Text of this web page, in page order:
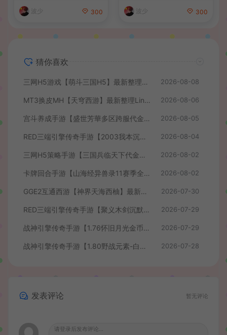
+安卓+详细搭建教程
波少 300 波少 300
猜你喜欢
三网H5游戏【萌斗三国H5】最新整理WIN系服务端+GM后台+详细搭建教程 2026-08-08
MT3换皮MH【天穹西游】最新整理Linux手工服务端+安卓苹果双端+GM后台+详细搭建教程+全套源码+视频教程 2026-08-06
宫斗养成手游【盛世芳華多区跨服代金券本地优化版】最新整理单机一键即玩端+Linux手工服务端+CDK授权后台+安卓+详细搭建教程 2026-08-05
RED三端引擎传奇手游【2003我本沉默】最新整理Win系服务端+安卓苹果PC三端+详细搭建教程 2026-08-04
三网H5策略手游【三国兵临天下代金券内购七合修复版】最新整理单机一键即玩镜像端+Linux手工服务端+管理后台+GM授权后台+简易安卓客户端+详细搭建教程+视频教程 2026-08-02
卡牌回合手游【山海经异兽录11赛季全人物代金券内购版】最新整理WIN系服务端+授权GM后台+管理后台+热更修改工具+安卓+详细搭建教程 2026-08-02
GGE2互通西游【神界天海西柚】最新整理Win系服务端+安卓苹果PC三端+内置GM工具+全套源码+详细搭建教程+视频教程 2026-07-30
RED三端引擎传奇手游【聚义木剑沉默高仿嘟嘟沉默】最新整理Win系服务端+安卓苹果PC三端+详细搭建教程 2026-07-29
战神引擎传奇手游【1.76怀旧月光金币版】最新整理Win系复古服务端+安卓苹果双端+GM授权物品后台+详细搭建教程 2026-07-29
战神引擎传奇手游【1.80野战元素-白猪7.2免授权】最新整理Win系特色服务端+安卓+GM授权物品后台+详细搭建教程 2026-07-28
发表评论 暂无评论